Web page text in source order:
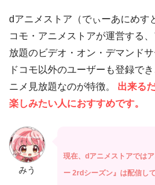
dアニメストア（でぃーあにめす
コモ・アニメストアが運営する
放題のビデオ・オン・デマンドサ
ドコモ以外のユーザーも登録で
ニメ見放題なのが特徴。 出来る
楽しみたい人におすすめです。
みう
現在、dアニメストアでは
ー 2rdシーズン』は配信し